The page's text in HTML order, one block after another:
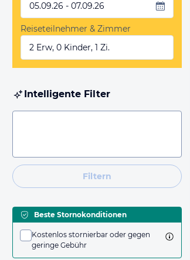
05.09.26 - 07.09.26
Reiseteilnehmer & Zimmer
2 Erw, 0 Kinder, 1 Zi.
Intelligente Filter
Filtern
Beste Stornokonditionen
Kostenlos stornierbar oder gegen
geringe Gebühr